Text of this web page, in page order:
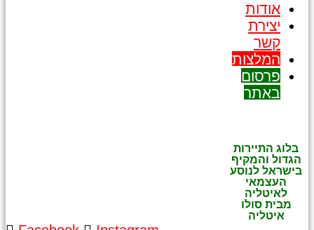
אודות
יצירת
קשר
המלצות
פרסום
באתר
בלוג התיירות
הגדול והמקיף
בישראל לנוסע
העצמאי
לאיטליה
מבית סולו
איטליה